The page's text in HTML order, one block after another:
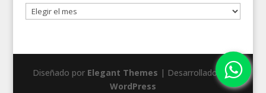
Publicaciones
por
Diseñado por Elegant Themes | Desarrollado por
WordPress